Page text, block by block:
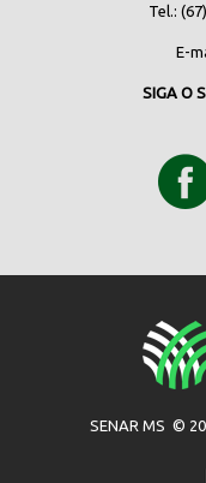
Tel.:
E-
SIGA O
SENAR MS ©